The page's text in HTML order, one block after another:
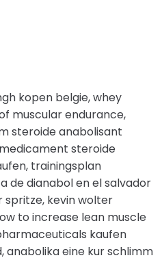
kopen belgie, whey
muscular endurance,
steroide anabolisant
steroide
trainingsplan
de dianabol en el salvador
kevin wolter
to increase lean muscle
kaufen
anabolika eine kur schlimm